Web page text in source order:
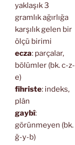
yaklaşık 3
gramlık ağırlığa
karşılık gelen bir
ölçü birimi
ecza: parçalar,
bölümler (bk. c-z-
e)
fihriste: indeks,
plân
gaybî:
görünmeyen (bk.
ğ-y-b)